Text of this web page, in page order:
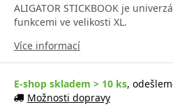
ALIGATOR STICKBOOK je
funkcemi ve velikosti XL.
Více informací
E-shop skladem > 10 ks,
Možnosti dopravy